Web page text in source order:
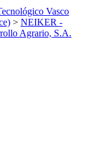
Vasco
> NEIKER -
Agrario, S.A.